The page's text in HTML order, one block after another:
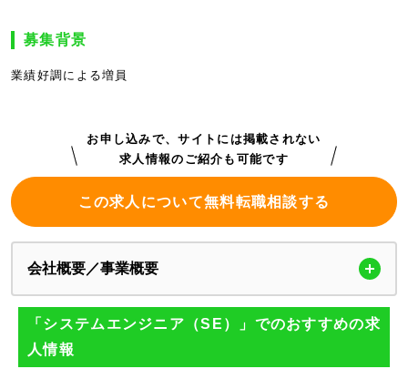
募集背景
業績好調による増員
お申し込みで、サイトには掲載されない
求人情報のご紹介も可能です
この求人について無料転職相談する
会社概要／事業概要
「システムエンジニア（SE）」でのおすすめの求
人情報